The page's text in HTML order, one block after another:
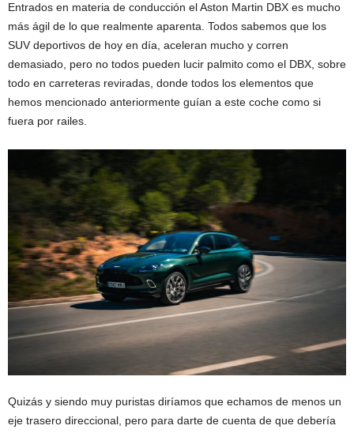
Entrados en materia de conducción el Aston Martin DBX es mucho
más ágil de lo que realmente aparenta. Todos sabemos que los
SUV deportivos de hoy en día, aceleran mucho y corren
demasiado, pero no todos pueden lucir palmito como el DBX, sobre
todo en carreteras reviradas, donde todos los elementos que
hemos mencionado anteriormente guían a este coche como si
fuera por railes.
Quizás y siendo muy puristas diríamos que echamos de menos un
eje trasero direccional, pero para darte de cuenta de que debería